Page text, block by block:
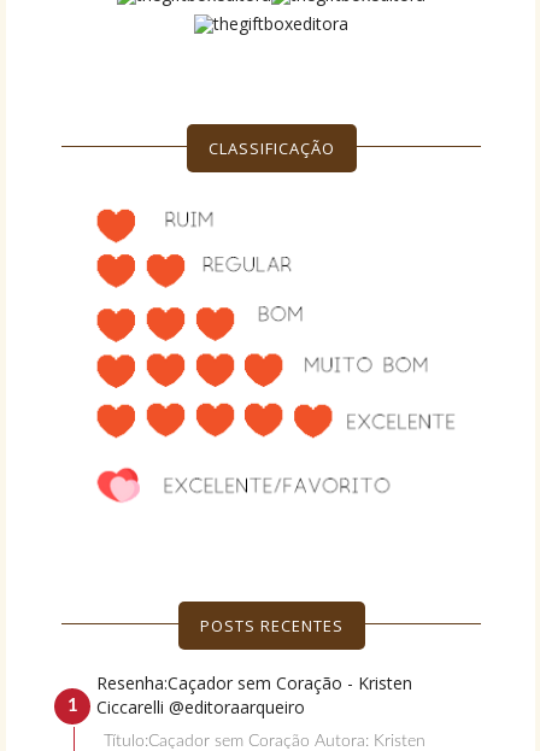
CLASSIFICAÇÃO
POSTS RECENTES
Resenha:Caçador sem Coração - Kristen
Ciccarelli @editoraarqueiro
Título:Caçador sem Coração Autora: Kristen